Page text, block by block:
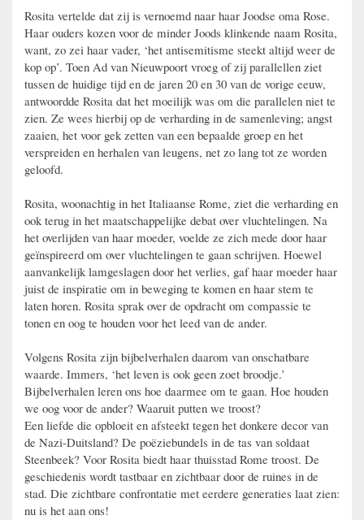
Rosita vertelde dat zij is vernoemd naar haar Joodse oma Rose.
Haar ouders kozen voor de minder Joods klinkende naam Rosita,
want, zo zei haar vader, ‘het antisemitisme steekt altijd weer de
kop op’. Toen Ad van Nieuwpoort vroeg of zij parallellen ziet
tussen de huidige tijd en de jaren 20 en 30 van de vorige eeuw,
antwoordde Rosita dat het moeilijk was om die parallelen niet te
zien. Ze wees hierbij op de verharding in de samenleving; angst
zaaien, het voor gek zetten van een bepaalde groep en het
verspreiden en herhalen van leugens, net zo lang tot ze worden
geloofd.
Rosita, woonachtig in het Italiaanse Rome, ziet die verharding en
ook terug in het maatschappelijke debat over vluchtelingen. Na
het overlijden van haar moeder, voelde ze zich mede door haar
geïnspireerd om over vluchtelingen te gaan schrijven. Hoewel
aanvankelijk lamgeslagen door het verlies, gaf haar moeder haar
juist de inspiratie om in beweging te komen en haar stem te
laten horen. Rosita sprak over de opdracht om compassie te
tonen en oog te houden voor het leed van de ander.
Volgens Rosita zijn bijbelverhalen daarom van onschatbare
waarde. Immers, ‘het leven is ook geen zoet broodje.’
Bijbelverhalen leren ons hoe daarmee om te gaan. Hoe houden
we oog voor de ander? Waaruit putten we troost?
Een liefde die opbloeit en afsteekt tegen het donkere decor van
de Nazi-Duitsland? De poëziebundels in de tas van soldaat
Steenbeek? Voor Rosita biedt haar thuisstad Rome troost. De
geschiedenis wordt tastbaar en zichtbaar door de ruines in de
stad. Die zichtbare confrontatie met eerdere generaties laat zien:
nu is het aan ons!